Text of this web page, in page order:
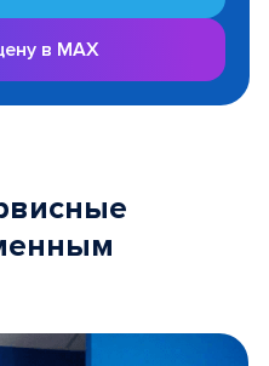
в MAX